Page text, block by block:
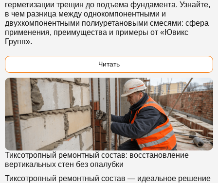
герметизации трещин до подъема фундамента. Узнайте,
в чем разница между однокомпонентными и
двухкомпонентными полиуретановыми смесями: сфера
применения, преимущества и примеры от «Ювикс
Групп».
Читать
Тиксотропный ремонтный состав: восстановление
вертикальных стен без опалубки
Тиксотропный ремонтный состав — идеальное решение